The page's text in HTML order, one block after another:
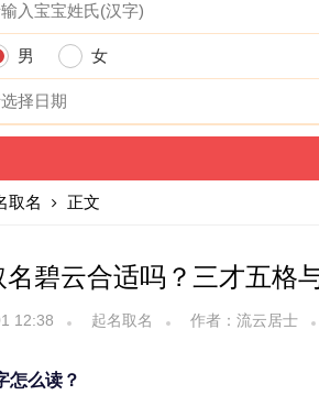
男 女
取名 正文
名碧云合适吗？三才五格
12:38 起名取名 作者：流云居士
怎么读？